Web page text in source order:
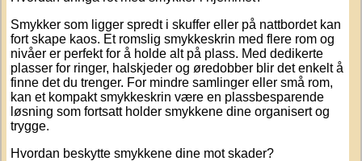
Smykker som ligger spredt i skuffer eller på nattbordet kan
fort skape kaos. Et romslig smykkeskrin med flere rom og
nivåer er perfekt for å holde alt på plass. Med dedikerte
plasser for ringer, halskjeder og øredobber blir det enkelt å
finne det du trenger. For mindre samlinger eller små rom,
kan et kompakt smykkeskrin være en plassbesparende
løsning som fortsatt holder smykkene dine organisert og
trygge.
Hvordan beskytte smykkene dine mot skader?